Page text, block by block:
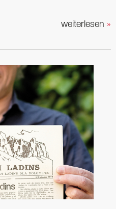
weiterlesen »